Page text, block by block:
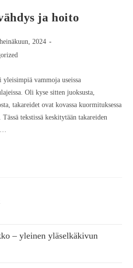
ja hoito
2024
yleisimpiä vammoja useissa
Oli kyse sitten juoksusta,
takareidet ovat kovassa kuormituksessa
tekstissä keskitytään takareiden
– yleinen yläselkäkivun